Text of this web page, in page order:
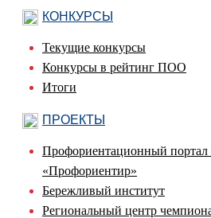
КОНКУРСЫ
Текущие конкурсы
Конкурсы в рейтинг ПОО
Итоги
ПРОЕКТЫ
Профориентационный портал
«Профориентир»
Бережливый институт
Региональный центр